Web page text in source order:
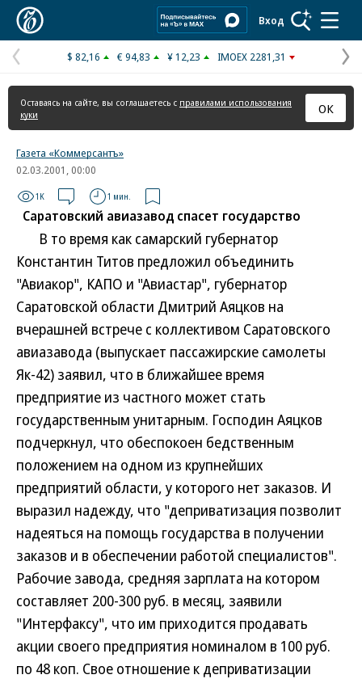
Вход
Предыдущая
страница
$ 82,16 € 94,83 ¥ 12,23 IMOEX 2281,31
Оставаясь на сайте, вы соглашаетесь с правилами использования
куки
ОК
Газета «Коммерсантъ»
02.03.2001, 00:00
1K 1 мин.
Саратовский авиазавод спасет государство
В то время как самарский губернатор
Константин Титов предложил объединить
"Авиакор", КАПО и "Авиастар", губернатор
Саратовской области Дмитрий Аяцков на
вчерашней встрече с коллективом Саратовского
авиазавода (выпускает пассажирские самолеты
Як-42) заявил, что в ближайшее время
предприятие из частного может стать
государственным унитарным. Господин Аяцков
подчеркнул, что обеспокоен бедственным
положением на одном из крупнейших
предприятий области, у которого нет заказов. И
выразил надежду, что "деприватизация позволит
надеяться на помощь государства в получении
заказов и в обеспечении работой специалистов".
Рабочие завода, средняя зарплата на котором
составляет 200-300 руб. в месяц, заявили
"Интерфаксу", что им приходится продавать
акции своего предприятия номиналом в 100 руб.
по 48 коп. Свое отношение к деприватизации